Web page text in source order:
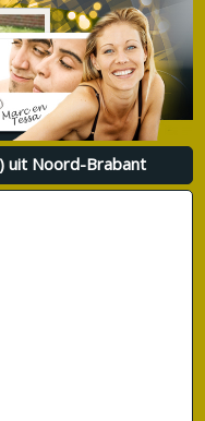
uit Noord-Brabant